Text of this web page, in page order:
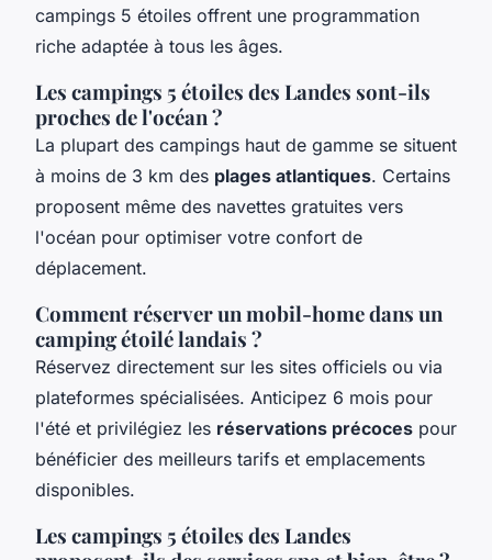
campings 5 étoiles offrent une programmation
riche adaptée à tous les âges.
Les campings 5 étoiles des Landes sont-ils
proches de l'océan ?
La plupart des campings haut de gamme se situent
à moins de 3 km des plages atlantiques. Certains
proposent même des navettes gratuites vers
l'océan pour optimiser votre confort de
déplacement.
Comment réserver un mobil-home dans un
camping étoilé landais ?
Réservez directement sur les sites officiels ou via
plateformes spécialisées. Anticipez 6 mois pour
l'été et privilégiez les réservations précoces pour
bénéficier des meilleurs tarifs et emplacements
disponibles.
Les campings 5 étoiles des Landes